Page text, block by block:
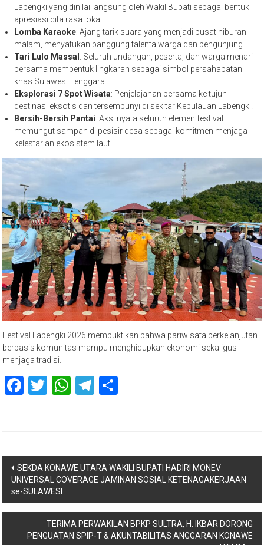
Labengki yang dinilai langsung oleh Wakil Bupati sebagai bentuk
apresiasi cita rasa lokal.
Lomba Karaoke: Ajang tarik suara yang menjadi pusat hiburan
malam, menyatukan panggung talenta warga dan pengunjung.
Tari Lulo Massal : Seluruh undangan, peserta, dan warga menari
bersama membentuk lingkaran sebagai simbol persahabatan
khas Sulawesi Tenggara.
Eksplorasi 7 Spot Wisata: Penjelajahan bersama ke tujuh
destinasi eksotis dan tersembunyi di sekitar Kepulauan Labengki.
Bersih-Bersih Pantai: Aksi nyata seluruh elemen festival
memungut sampah di pesisir desa sebagai komitmen menjaga
kelestarian ekosistem laut.
Festival Labengki 2026 membuktikan bahwa pariwisata berkelanjutan
berbasis komunitas mampu menghidupkan ekonomi sekaligus
menjaga tradisi.
Facebook
Twitter
WhatsApp
Telegram
Navigasi
pos
SEKDA KONAWE UTARA WAKILI BUPATI HADIRI MONEV
UNIVERSAL COVERAGE JAMINAN SOSIAL KETENAGAKERJAAN
se-SULAWESI
TERIMA PERWAKILAN BPKP SULTRA, H. IKBAR DORONG
PENGUATAN SPIP-T & AKUNTABILITAS ANGGARAN KONAWE